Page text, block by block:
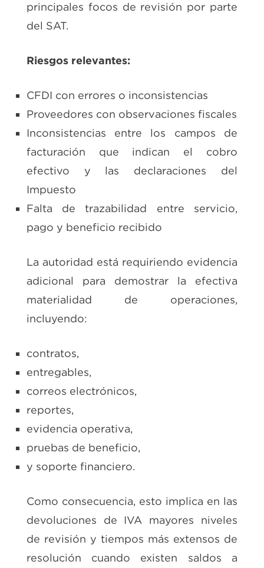
principales focos de revisión por parte
del SAT.
Riesgos relevantes:
CFDI con errores o inconsistencias
Proveedores con observaciones fiscales
Inconsistencias entre los campos de
facturación que indican el cobro
efectivo y las declaraciones del
Impuesto
Falta de trazabilidad entre servicio,
pago y beneficio recibido
La autoridad está requiriendo evidencia
adicional para demostrar la efectiva
materialidad de operaciones,
incluyendo:
contratos,
entregables,
correos electrónicos,
reportes,
evidencia operativa,
pruebas de beneficio,
y soporte financiero.
Como consecuencia, esto implica en las
devoluciones de IVA mayores niveles
de revisión y tiempos más extensos de
resolución cuando existen saldos a